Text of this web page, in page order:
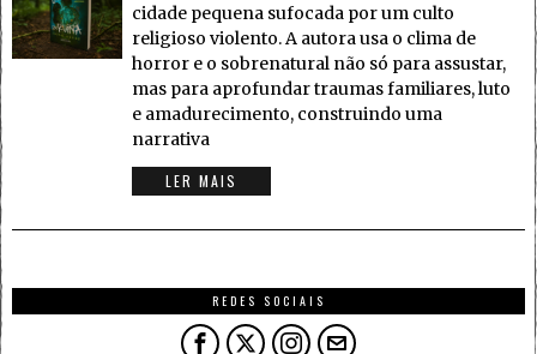
cidade pequena sufocada por um culto
religioso violento. A autora usa o clima de
horror e o sobrenatural não só para assustar,
mas para aprofundar traumas familiares, luto
e amadurecimento, construindo uma
narrativa
LER MAIS
REDES SOCIAIS